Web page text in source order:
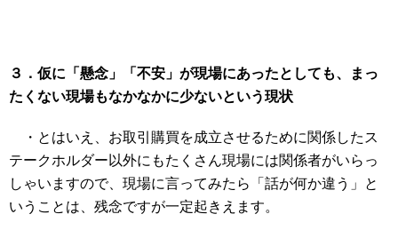
３．仮に「懸念」「不安」が現場にあったとしても、まっ
たくない現場もなかなかに少ないという現状
・とはいえ、お取引購買を成立させるために関係したス
テークホルダー以外にもたくさん現場には関係者がいらっ
しゃいますので、現場に言ってみたら「話が何か違う」と
いうことは、残念ですが一定起きえます。